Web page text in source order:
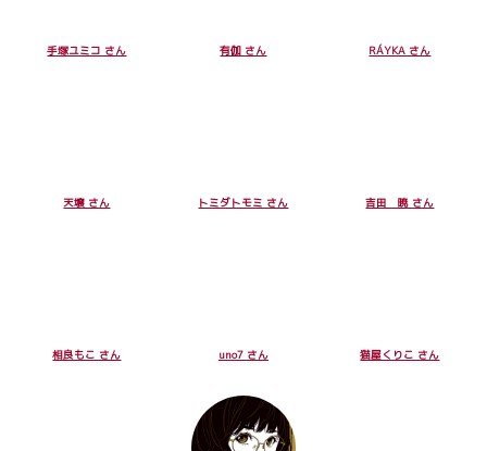
手塚ユミコ さん 有伽 さん RÁYKA さん
天壌 さん トミダトモミ さん 吉田 暁 さん
相良もこ さん uno7 さん 猫屋くりこ さん